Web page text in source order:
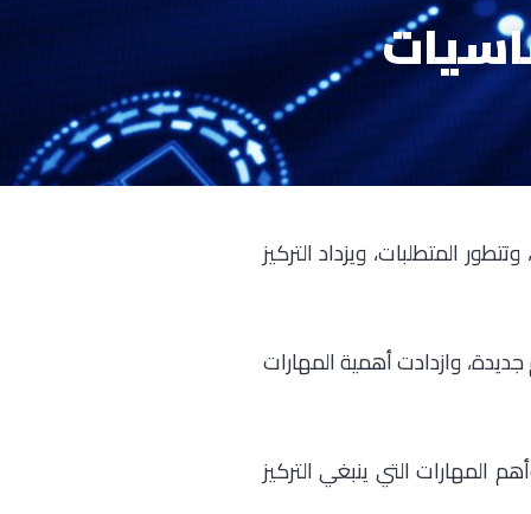
المتطلبات، ويزداد التركيز
جديدة، وازدادت أهمية المهارات
نسلّط الضوء على أبرز التغيرات التي طرأت على مجال الشبكات في عام 2025، وأهم المهارات التي ينبغي التركيز